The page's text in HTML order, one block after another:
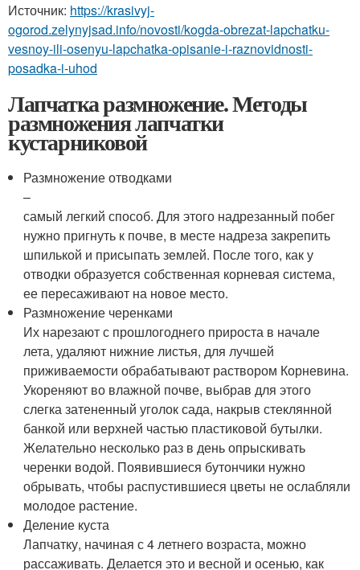
Источник: https://krasivyj-
ogorod.zelynyjsad.info/novosti/kogda-obrezat-lapchatku-
vesnoy-ili-osenyu-lapchatka-opisanie-i-raznovidnosti-
posadka-i-uhod
Лапчатка размножение. Методы
размножения лапчатки
кустарниковой
Размножение отводками
–
самый легкий способ. Для этого надрезанный побег
нужно пригнуть к почве, в месте надреза закрепить
шпилькой и присыпать землей. После того, как у
отводки образуется собственная корневая система,
ее пересаживают на новое место.
Размножение черенками
Их нарезают с прошлогоднего прироста в начале
лета, удаляют нижние листья, для лучшей
приживаемости обрабатывают раствором Корневина.
Укореняют во влажной почве, выбрав для этого
слегка затененный уголок сада, накрыв стеклянной
банкой или верхней частью пластиковой бутылки.
Желательно несколько раз в день опрыскивать
черенки водой. Появившиеся бутончики нужно
обрывать, чтобы распустившиеся цветы не ослабляли
молодое растение.
Деление куста
Лапчатку, начиная с 4 летнего возраста, можно
рассаживать. Делается это и весной и осенью, как